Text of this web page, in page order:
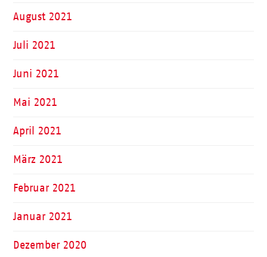
August 2021
Juli 2021
Juni 2021
Mai 2021
April 2021
März 2021
Februar 2021
Januar 2021
Dezember 2020